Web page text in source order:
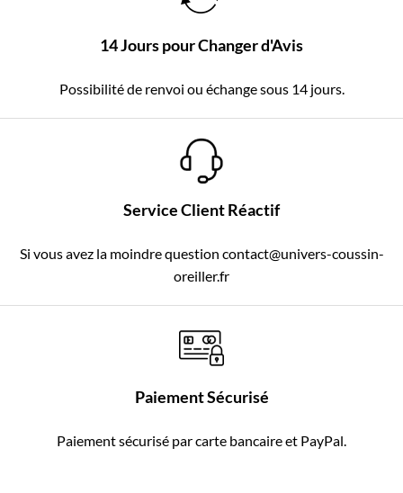
14 Jours pour Changer d'Avis
Possibilité de renvoi ou échange sous 14 jours.
Service Client Réactif
Si vous avez la moindre question contact@univers-coussin-
oreiller.fr
Paiement Sécurisé
Paiement sécurisé par carte bancaire et PayPal.